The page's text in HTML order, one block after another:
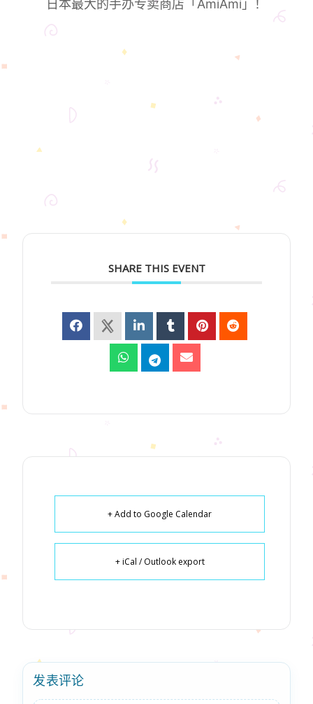
日本最大的手办专卖商店「AmiAmi」！
SHARE THIS EVENT
+ Add to Google Calendar
+ iCal / Outlook export
发表评论